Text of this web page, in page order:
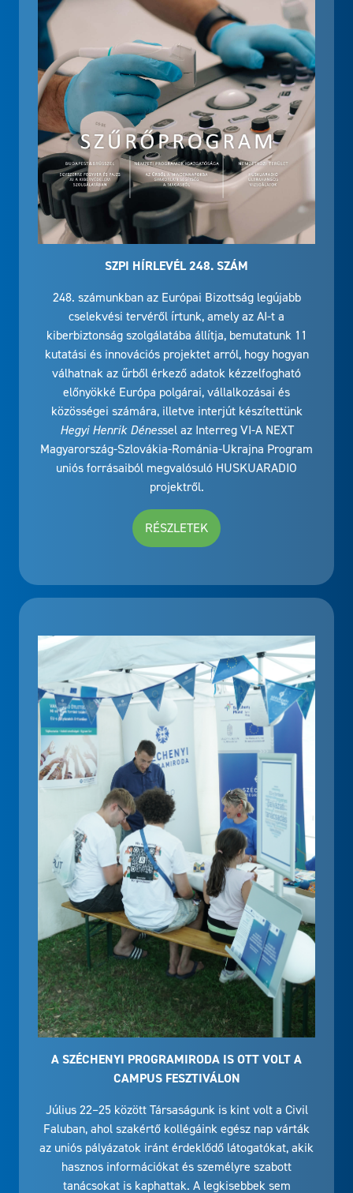
SZPI HÍRLEVÉL 248. SZÁM
248. számunkban az Európai Bizottság legújabb
cselekvési tervéről írtunk, amely az AI-t a
kiberbiztonság szolgálatába állítja, bemutatunk 11
kutatási és innovációs projektet arról, hogy hogyan
válhatnak az űrből érkező adatok kézzelfogható
előnyökké Európa polgárai, vállalkozásai és
közösségei számára, illetve interjút készítettünk
Hegyi Henrik Dénessel az Interreg VI-A NEXT
Magyarország-Szlovákia-Románia-Ukrajna Program
uniós forrásaiból megvalósuló HUSKUARADIO
projektről.
RÉSZLETEK
A SZÉCHENYI PROGRAMIRODA IS OTT VOLT A
CAMPUS FESZTIVÁLON
Július 22–25 között Társaságunk is kint volt a Civil
Faluban, ahol szakértő kollégáink egész nap várták
az uniós pályázatok iránt érdeklődő látogatókat, akik
hasznos információkat és személyre szabott
tanácsokat is kaphattak. A legkisebbek sem